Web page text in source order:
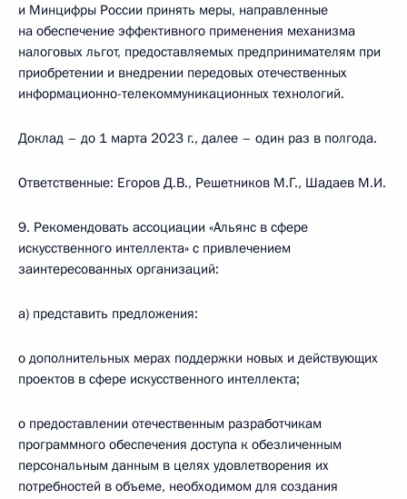
и Минцифры России принять меры, направленные
на обеспечение эффективного применения механизма
налоговых льгот, предоставляемых предпринимателям при
приобретении и внедрении передовых отечественных
информационно-телекоммуникационных технологий.
Доклад – до 1 марта 2023 г., далее – один раз в полгода.
Ответственные: Егоров Д.В., Решетников М.Г., Шадаев М.И.
9. Рекомендовать ассоциации «Альянс в сфере
искусственного интеллекта» с привлечением
заинтересованных организаций:
а) представить предложения:
о дополнительных мерах поддержки новых и действующих
проектов в сфере искусственного интеллекта;
о предоставлении отечественным разработчикам
программного обеспечения доступа к обезличенным
персональным данным в целях удовлетворения их
потребностей в объеме, необходимом для создания